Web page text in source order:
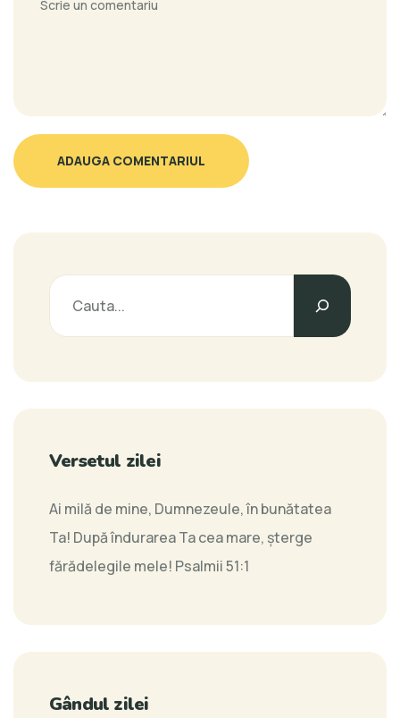
ADAUGA COMENTARIUL
Versetul zilei
Ai milă de mine, Dumnezeule, în bunătatea
Ta! După îndurarea Ta cea mare, şterge
fărădelegile mele! Psalmii 51:1
Gândul zilei